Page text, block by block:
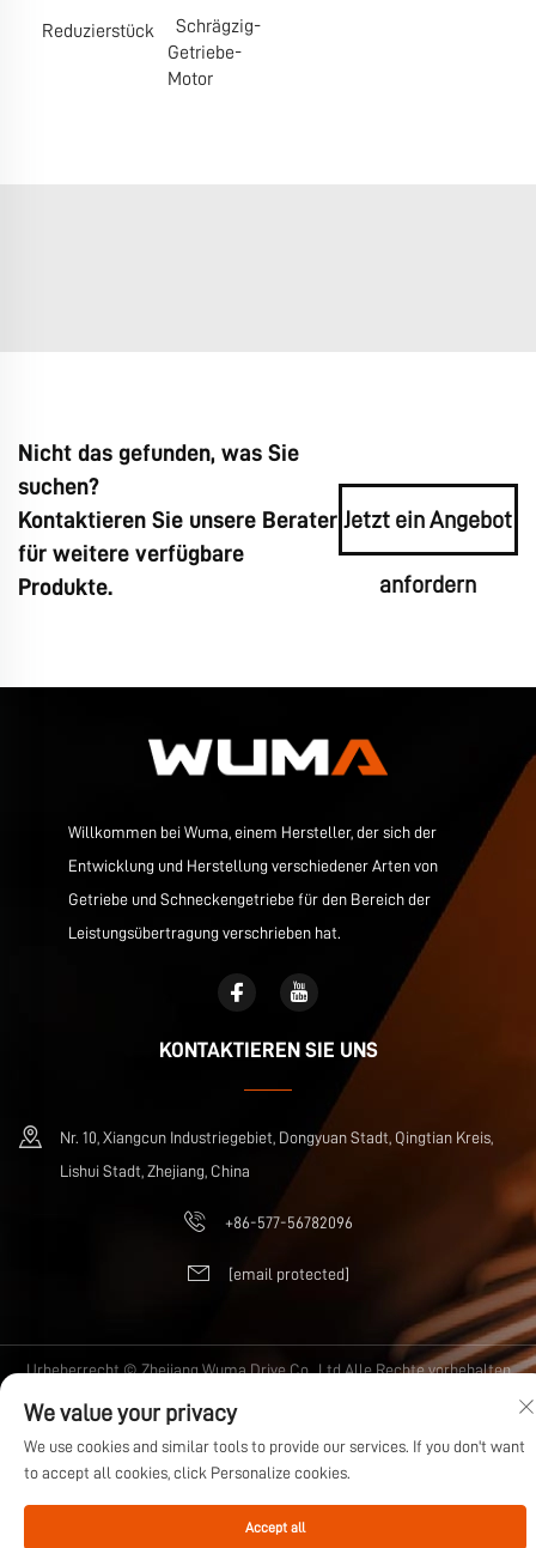
Reduzierstück
Schrägzig-
Getriebe-
Motor
Nicht das gefunden, was Sie
suchen?
Kontaktieren Sie unsere Berater
für weitere verfügbare
Produkte.
Jetzt ein Angebot
anfordern
Willkommen bei Wuma, einem Hersteller, der sich der
Entwicklung und Herstellung verschiedener Arten von
Getriebe und Schneckengetriebe für den Bereich der
Leistungsübertragung verschrieben hat.
KONTAKTIEREN SIE UNS
Nr. 10, Xiangcun Industriegebiet, Dongyuan Stadt, Qingtian Kreis,
Lishui Stadt, Zhejiang, China
+86-577-56782096
[email protected]
Urheberrecht © Zhejiang Wuma Drive Co., Ltd Alle Rechte vorbehalten
We value your privacy
We use cookies and similar tools to provide our services. If you don't want
to accept all cookies, click Personalize cookies.
Accept all